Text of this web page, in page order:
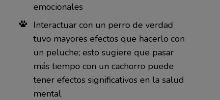
emocionales
Interactuar con un perro de verdad
tuvo mayores efectos que hacerlo con
un peluche; esto sugiere que pasar
más tiempo con un cachorro puede
tener efectos significativos en la salud
mental